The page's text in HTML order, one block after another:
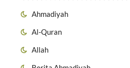
Ahmadiyah
Al-Quran
Allah